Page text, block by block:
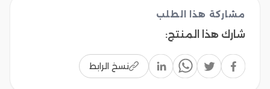
مشاركة هذا الطلب
شارك هذا المنتج:
نسخ الرابط